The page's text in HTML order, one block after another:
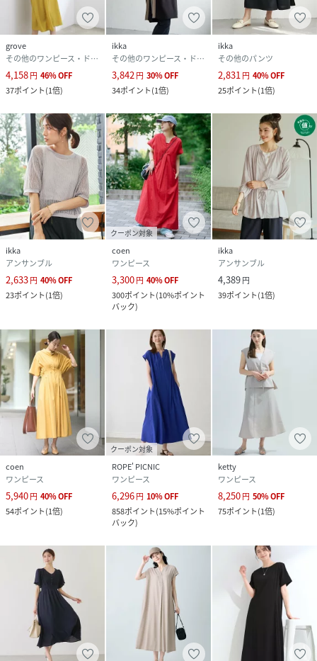
grove
その他のワンピース・ドレス
4,158円 46%OFF
37ポイント(1倍)
ikka
その他のワンピース・ドレス
3,842円 30%OFF
34ポイント(1倍)
ikka
その他のパンツ
2,831円 40%OFF
25ポイント(1倍)
ikka
アンサンブル
2,633円 40%OFF
23ポイント(1倍)
クーポン対象
coen
ワンピース
3,300円 40%OFF
300ポイント(10%ポイント
バック)
ikka
アンサンブル
4,389円
39ポイント(1倍)
coen
ワンピース
5,940円 40%OFF
54ポイント(1倍)
クーポン対象
ROPE' PICNIC
ワンピース
6,296円 10%OFF
858ポイント(15%ポイント
バック)
ketty
ワンピース
8,250円 50%OFF
75ポイント(1倍)